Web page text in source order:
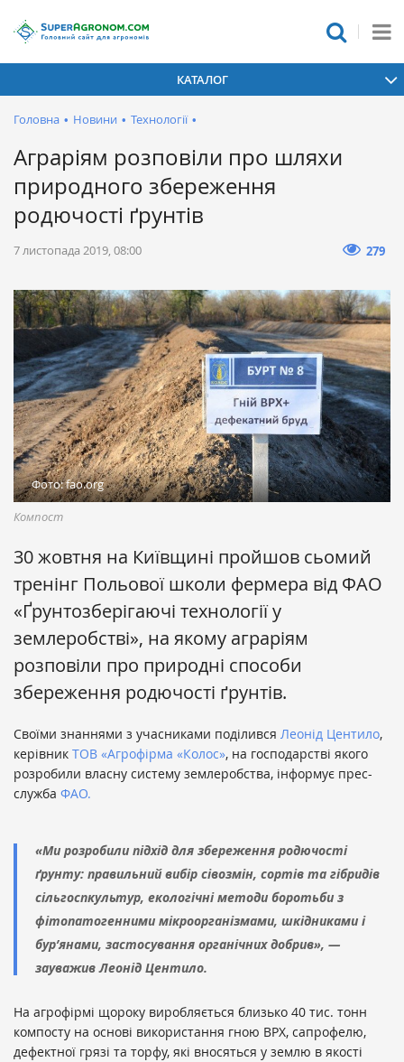
КАТАЛОГ
Головна • Новини • Технології •
Аграріям розповіли про шляхи
природного збереження
родючості ґрунтів
7 листопада 2019, 08:00 279
Фото: fao.org
Компост
30 жовтня на Київщині пройшов сьомий
тренінг Польової школи фермера від ФАО
«Ґрунтозберігаючі технології у
землеробстві», на якому аграріям
розповіли про природні способи
збереження родючості ґрунтів.
Своїми знаннями з учасниками поділився Леонід Центило,
керівник ТОВ «Агрофірма «Колос», на господарстві якого
розробили власну систему землеробства, інформує прес-
служба ФАО.
«Ми розробили підхід для збереження родючості
ґрунту: правильний вибір сівозмін, сортів та гібридів
сільгоспкультур, екологічні методи боротьби з
фітопатогенними мікроорганізмами, шкідниками і
бур’янами, застосування органічних добрив», —
зауважив Леонід Центило.
На агрофірмі щороку виробляється близько 40 тис. тонн
компосту на основі використання гною ВРХ, сапрофелю,
дефектної грязі та торфу, які вносяться у землю в якості